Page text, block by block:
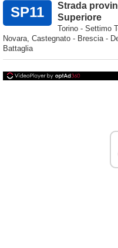
SP11
Strada
Superiore
Torino - Settimo
Novara, Castegnato - Brescia -
Battaglia